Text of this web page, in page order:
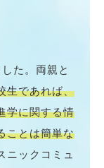
た。両親と
生であれば、
学に関する情
ことは簡単な
ニックコミュ